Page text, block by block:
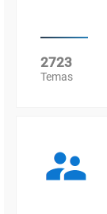
2723
Temas